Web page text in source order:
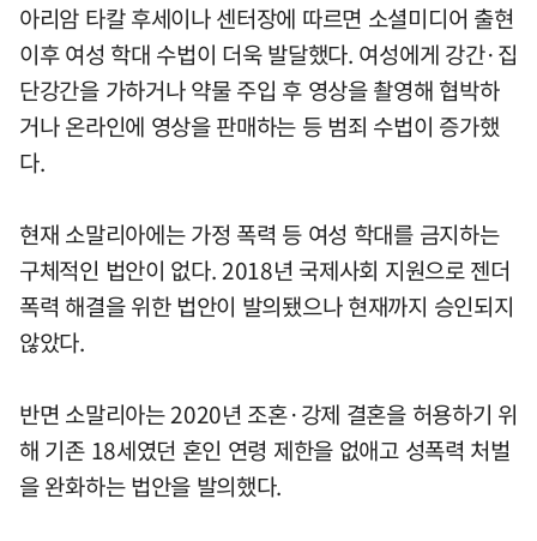
아리암 타칼 후세이나 센터장에 따르면 소셜미디어 출현
이후 여성 학대 수법이 더욱 발달했다. 여성에게 강간·집
단강간을 가하거나 약물 주입 후 영상을 촬영해 협박하
거나 온라인에 영상을 판매하는 등 범죄 수법이 증가했
다.
현재 소말리아에는 가정 폭력 등 여성 학대를 금지하는
구체적인 법안이 없다. 2018년 국제사회 지원으로 젠더
폭력 해결을 위한 법안이 발의됐으나 현재까지 승인되지
않았다.
반면 소말리아는 2020년 조혼·강제 결혼을 허용하기 위
해 기존 18세였던 혼인 연령 제한을 없애고 성폭력 처벌
을 완화하는 법안을 발의했다.